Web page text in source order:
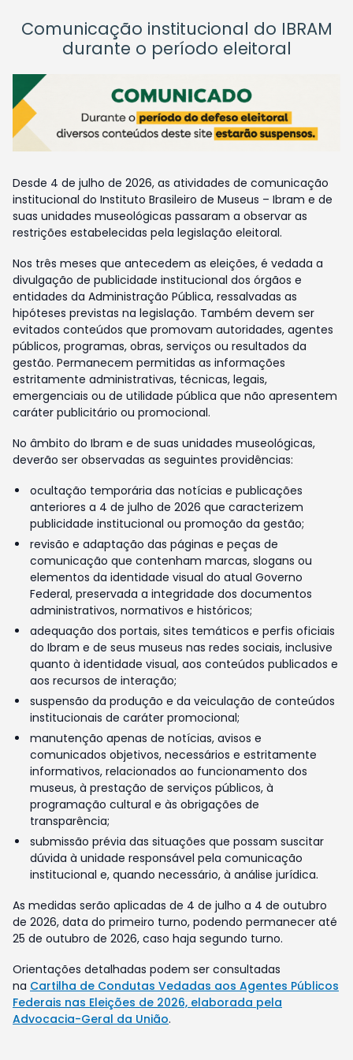
Comunicação institucional do IBRAM
durante o período eleitoral
Desde 4 de julho de 2026, as atividades de comunicação
institucional do Instituto Brasileiro de Museus – Ibram e de
suas unidades museológicas passaram a observar as
restrições estabelecidas pela legislação eleitoral.
Nos três meses que antecedem as eleições, é vedada a
divulgação de publicidade institucional dos órgãos e
entidades da Administração Pública, ressalvadas as
hipóteses previstas na legislação. Também devem ser
evitados conteúdos que promovam autoridades, agentes
públicos, programas, obras, serviços ou resultados da
gestão. Permanecem permitidas as informações
estritamente administrativas, técnicas, legais,
emergenciais ou de utilidade pública que não apresentem
caráter publicitário ou promocional.
No âmbito do Ibram e de suas unidades museológicas,
deverão ser observadas as seguintes providências:
ocultação temporária das notícias e publicações
anteriores a 4 de julho de 2026 que caracterizem
publicidade institucional ou promoção da gestão;
revisão e adaptação das páginas e peças de
comunicação que contenham marcas, slogans ou
elementos da identidade visual do atual Governo
Federal, preservada a integridade dos documentos
administrativos, normativos e históricos;
adequação dos portais, sites temáticos e perfis oficiais
do Ibram e de seus museus nas redes sociais, inclusive
quanto à identidade visual, aos conteúdos publicados e
aos recursos de interação;
suspensão da produção e da veiculação de conteúdos
institucionais de caráter promocional;
manutenção apenas de notícias, avisos e
comunicados objetivos, necessários e estritamente
informativos, relacionados ao funcionamento dos
museus, à prestação de serviços públicos, à
programação cultural e às obrigações de
transparência;
submissão prévia das situações que possam suscitar
dúvida à unidade responsável pela comunicação
institucional e, quando necessário, à análise jurídica.
As medidas serão aplicadas de 4 de julho a 4 de outubro
de 2026, data do primeiro turno, podendo permanecer até
25 de outubro de 2026, caso haja segundo turno.
Orientações detalhadas podem ser consultadas
na Cartilha de Condutas Vedadas aos Agentes Públicos
Federais nas Eleições de 2026, elaborada pela
Advocacia-Geral da União.